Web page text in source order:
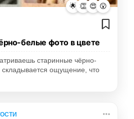
🌟 👏 😍 😮
белые фото в цвете
старинные чёрно-
ощущение, что